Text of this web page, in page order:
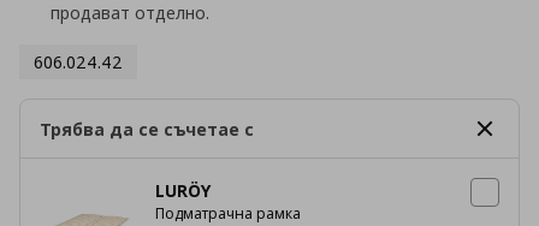
продават отделно.
606.024.42
Трябва да се съчетае с
LURÖY
Подматрачна рамка